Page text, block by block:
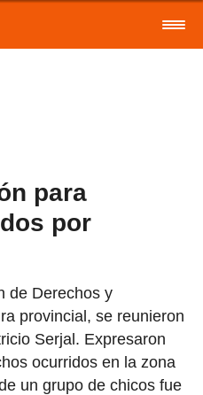
para
por
de Derechos y
provincial, se reunieron
Serjal. Expresaron
ocurridos en la zona
un grupo de chicos fue